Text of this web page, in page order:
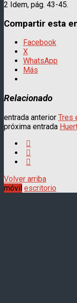
2 Idem, pág. 43-45.
Compartir esta
Facebook
X
WhatsApp
Más
Relacionado
entrada anterior Tres
próxima entrada
Volver arriba
móvil escritorio